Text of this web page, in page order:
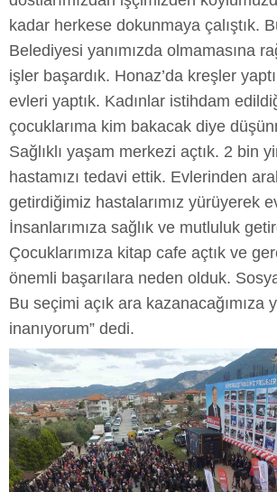
kadar herkese dokunmaya çalıştık.
Belediyesi yanımızda olmamasına
işler başardık. Honaz’da kreşler
evleri yaptık. Kadınlar istihdam
çocuklarıma kim bakacak diye
Sağlıklı yaşam merkezi açtık. 2 bin
hastamızı tedavi ettik. Evlerinden
getirdiğimiz hastalarımız yürüyerek
İnsanlarımıza sağlık ve mutluluk
Çocuklarımıza kitap cafe açtık ve
önemli başarılara neden olduk.
Bu seçimi açık ara kazanacağımıza
inanıyorum” dedi.